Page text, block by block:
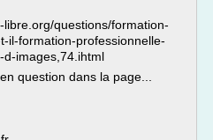
questions/formation-
il-formation-professionnelle-
images,74.ihtml
question dans la page...